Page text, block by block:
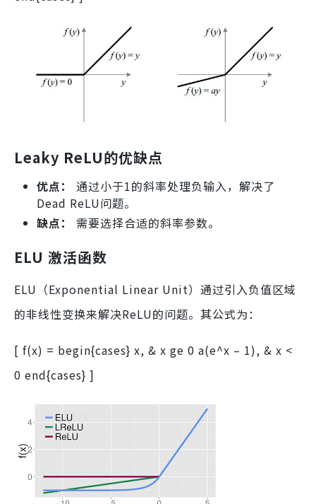
Leaky ReLU的优缺点
优点：
通过小于1的斜率处理负输入，解决了
Dead ReLU问题。
缺点：
需要选择合适的斜率参数。
ELU 激活函数
ELU（Exponential Linear Unit）通过引入负值区域
的非线性变换来解决ReLU的问题。其公式为：
[ f(x) = begin{cases} x, & x ge 0 a(e^x – 1), & x <
0 end{cases} ]